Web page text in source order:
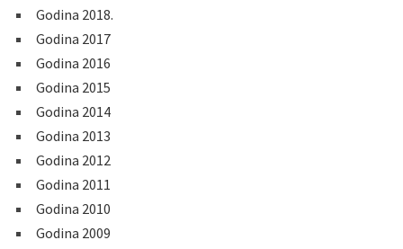
Godina 2018.
Godina 2017
Godina 2016
Godina 2015
Godina 2014
Godina 2013
Godina 2012
Godina 2011
Godina 2010
Godina 2009